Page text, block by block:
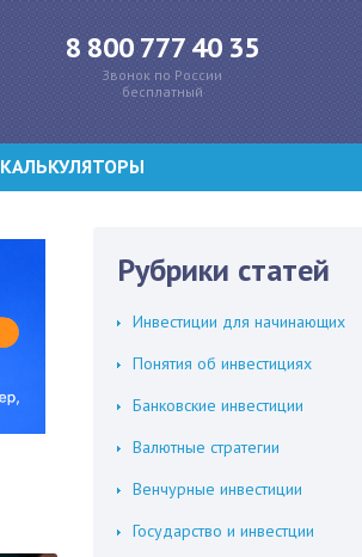
8 800 777 40 35
Звонок по России
бесплатный
КАЛЬКУЛЯТОРЫ
Рубрики статей
Инвестиции для начинающих
Понятия об инвестициях
Банковские инвестиции
Валютные стратегии
Венчурные инвестиции
Государство и инвестции